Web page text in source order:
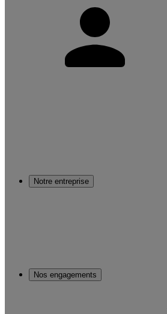
Notre entreprise
Nos engagements